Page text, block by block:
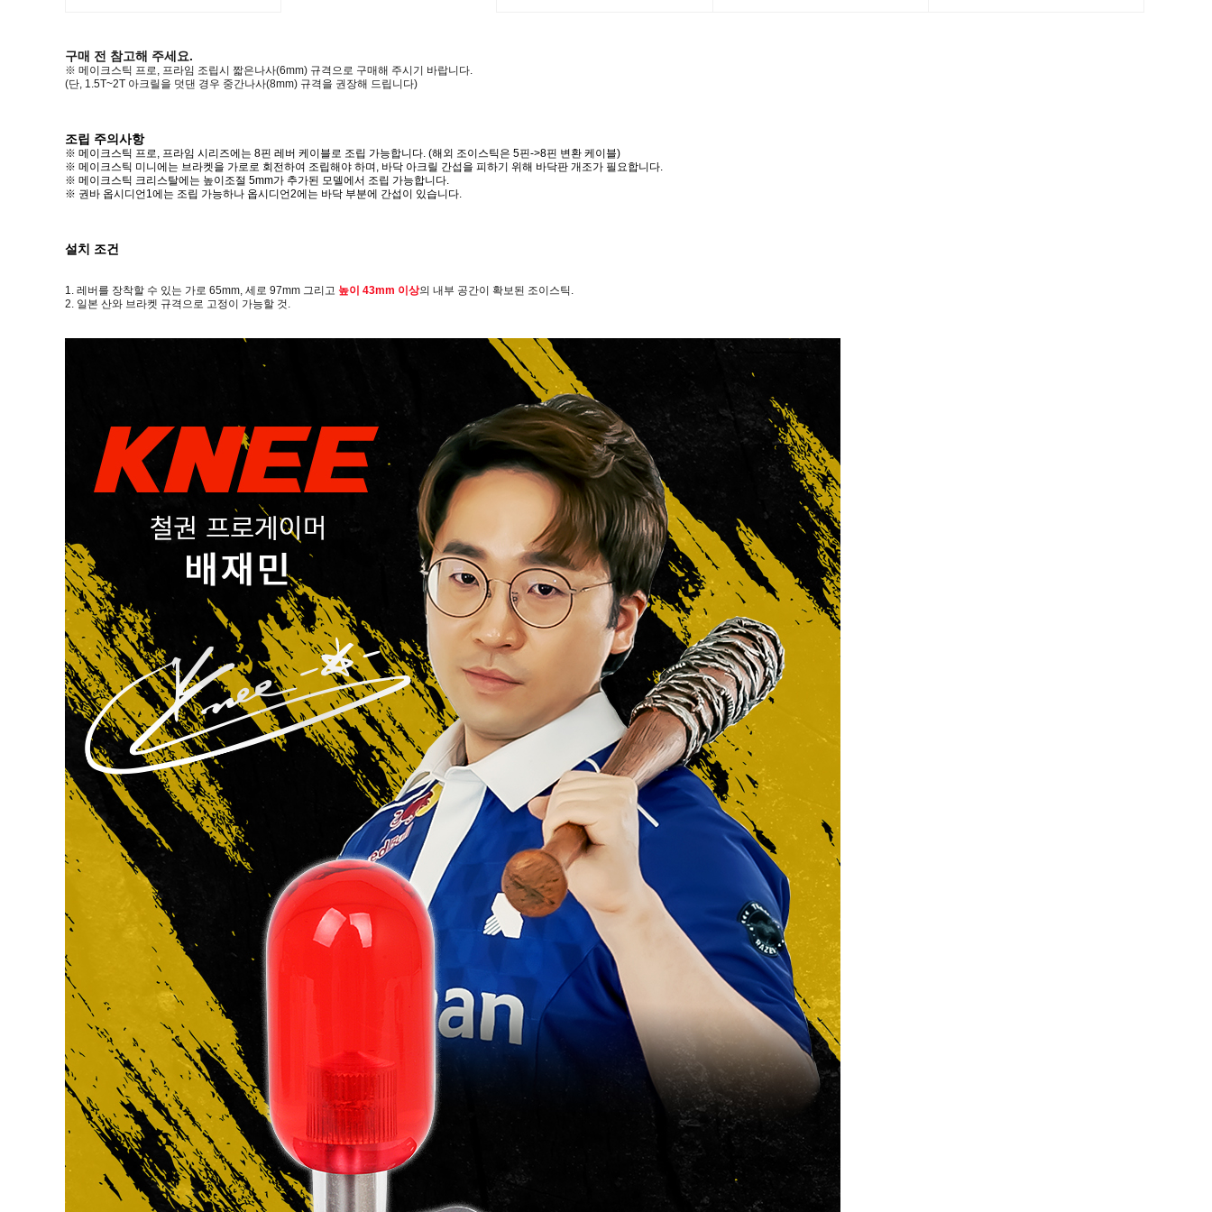
구매 전 참고해 주세요.
※ 메이크스틱 프로, 프라임 조립시 짧은나사(6mm) 규격으로 구매해 주시기 바랍니다.
(단, 1.5T~2T 아크릴을 덧댄 경우 중간나사(8mm) 규격을 권장해 드립니다)
조립 주의사항
※ 메이크스틱 프로, 프라임 시리즈에는 8핀 레버 케이블로 조립 가능합니다. (해외 조이스틱은 5핀->8핀 변환 케이블)
※ 메이크스틱 미니에는 브라켓을 가로로 회전하여 조립해야 하며, 바닥 아크릴 간섭을 피하기 위해 바닥판 개조가 필요합니다.
※ 메이크스틱 크리스탈에는 높이조절 5mm가 추가된 모델에서 조립 가능합니다.
※ 권바 옵시디언1에는 조립 가능하나 옵시디언2에는 바닥 부분에 간섭이 있습니다.
설치 조건
1. 레버를 장착할 수 있는 가로 65mm, 세로 97mm 그리고 높이 43mm 이상의 내부 공간이 확보된 조이스틱.
2. 일본 산와 브라켓 규격으로 고정이 가능할 것.